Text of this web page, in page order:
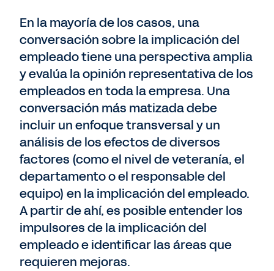
En la mayoría de los casos, una
conversación sobre la implicación del
empleado tiene una perspectiva amplia
y evalúa la opinión representativa de los
empleados en toda la empresa. Una
conversación más matizada debe
incluir un enfoque transversal y un
análisis de los efectos de diversos
factores (como el nivel de veteranía, el
departamento o el responsable del
equipo) en la implicación del empleado.
A partir de ahí, es posible entender los
impulsores de la implicación del
empleado e identificar las áreas que
requieren mejoras.